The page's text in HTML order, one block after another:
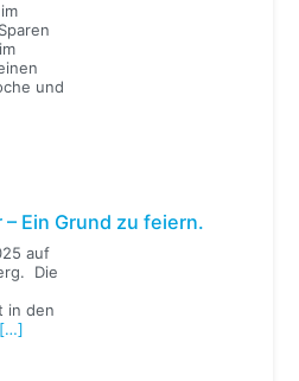
und
Ein Grund zu feiern.
auf
Die
in den
[…]